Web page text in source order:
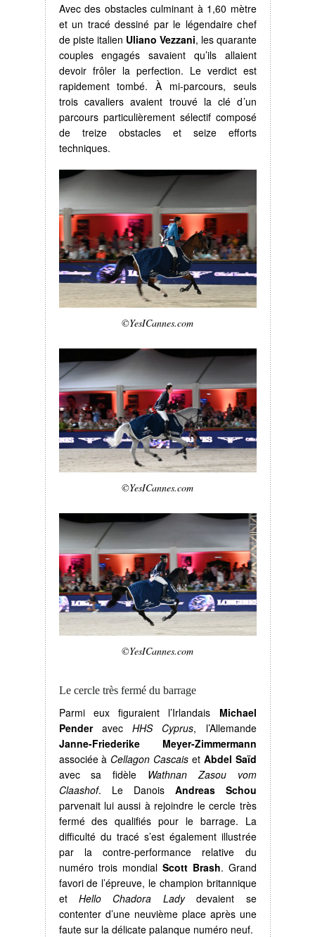
Avec des obstacles culminant à 1,60 mètre
et un tracé dessiné par le légendaire chef
de piste italien Uliano Vezzani, les quarante
couples engagés savaient qu’ils allaient
devoir frôler la perfection. Le verdict est
rapidement tombé. À mi-parcours, seuls
trois cavaliers avaient trouvé la clé d’un
parcours particulièrement sélectif composé
de treize obstacles et seize efforts
techniques.
©YesICannes.com
©YesICannes.com
©YesICannes.com
Le cercle très fermé du barrage
Parmi eux figuraient l’Irlandais Michael
Penderavec HHS Cyprus, l’Allemande
Janne-Friederike Meyer-Zimmermann
associée à Cellagon Cascais etAbdel Saïd
avec sa fidèle Wathnan Zasou vom
Claashof. Le Danois Andreas Schou
parvenait lui aussi à rejoindre le cercle très
fermé des qualifiés pour le barrage. La
difficulté du tracé s’est également illustrée
par la contre-performance relative du
numéro trois mondial Scott Brash. Grand
favori de l’épreuve, le champion britannique
et Hello Chadora Ladydevaient se
contenter d’une neuvième place après une
faute sur la délicate palanque numéro neuf.